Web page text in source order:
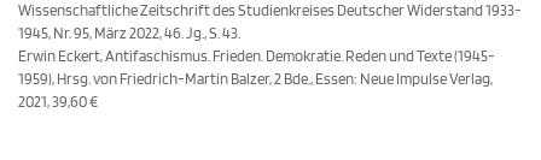
Wissenschaftliche Zeitschrift des Studienkreises Deutscher Widerstand 1933-
1945, Nr. 95, März 2022, 46. Jg., S. 43.
Erwin Eckert, Antifaschismus. Frieden. Demokratie. Reden und Texte (1945-
1959), Hrsg. von Friedrich-Martin Balzer, 2 Bde., Essen: Neue Impulse Verlag,
2021, 39,60 €